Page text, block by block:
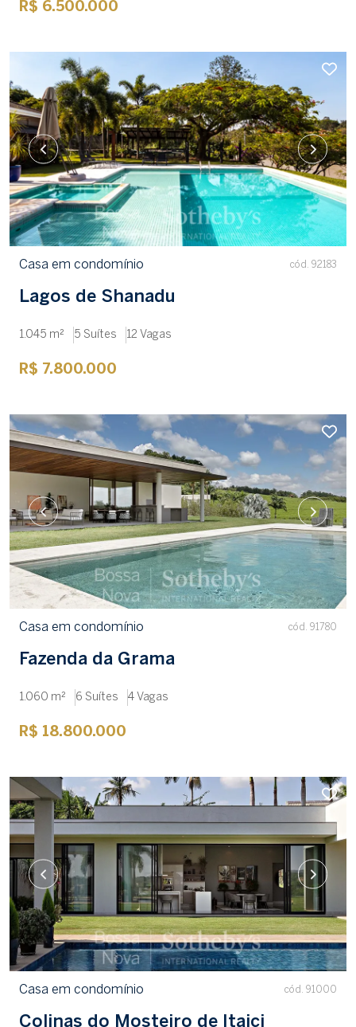
R$ 6.500.000
Casa em condomínio cód. 92183
Lagos de Shanadu
1.045 m² 5 Suítes 12 Vagas
R$ 7.800.000
Casa em condomínio cód. 91780
Fazenda da Grama
1.060 m² 6 Suítes 4 Vagas
R$ 18.800.000
Casa em condomínio cód. 91000
Colinas do Mosteiro de Itaici